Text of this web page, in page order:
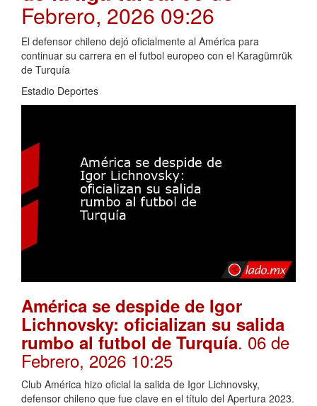
Febrero, 2026 09:26
El defensor chileno dejó oficialmente al América para
continuar su carrera en el futbol europeo con el Karagümrük
de Turquía
Estadio Deportes
América se despide de Igor
Lichnovsky: oficializan su salida
rumbo al futbol de Turquía. 06 de
Febrero, 2026 10:25
Club América hizo oficial la salida de Igor Lichnovsky,
defensor chileno que fue clave en el título del Apertura 2023.